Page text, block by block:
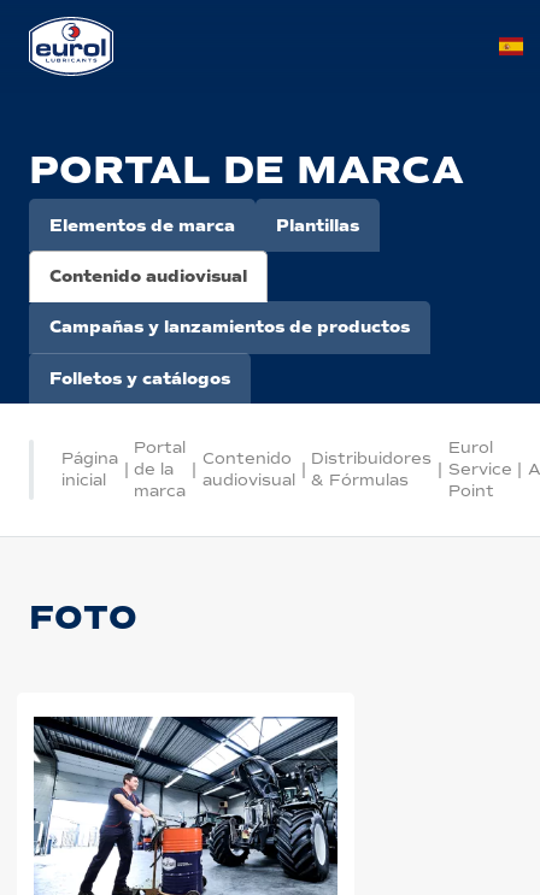
PORTAL DE MARCA
Elementos de marca Plantillas
Contenido audiovisual
Campañas y lanzamientos de productos
Folletos y catálogos
Página
inicial
|
Portal
de la
marca
|
Contenido
audiovisual
|
Distribuidores
& Fórmulas
|
Eurol
Service
Point
|
FOTO